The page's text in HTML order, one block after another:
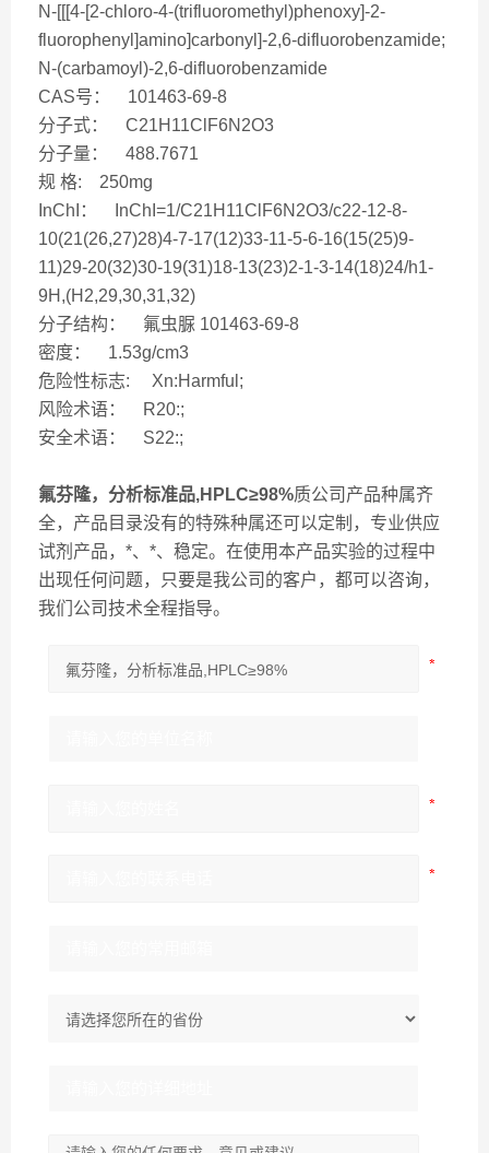
N-[[[4-[2-chloro-4-(trifluoromethyl)phenoxy]-2-
fluorophenyl]amino]carbonyl]-2,6-difluorobenzamide;
N-(carbamoyl)-2,6-difluorobenzamide
CAS号： 101463-69-8
分子式： C21H11ClF6N2O3
分子量： 488.7671
规 格: 250mg
InChI： InChI=1/C21H11ClF6N2O3/c22-12-8-
10(21(26,27)28)4-7-17(12)33-11-5-6-16(15(25)9-
11)29-20(32)30-19(31)18-13(23)2-1-3-14(18)24/h1-
9H,(H2,29,30,31,32)
分子结构： 氟虫脲 101463-69-8
密度： 1.53g/cm3
危险性标志: Xn:Harmful;
风险术语： R20:;
安全术语： S22:;
氟芬隆，分析标准品,HPLC≥98%质公司产品种属齐
全，产品目录没有的特殊种属还可以定制，专业供应
试剂产品，*、*、稳定。在使用本产品实验的过程中
出现任何问题，只要是我公司的客户，都可以咨询，
我们公司技术全程指导。